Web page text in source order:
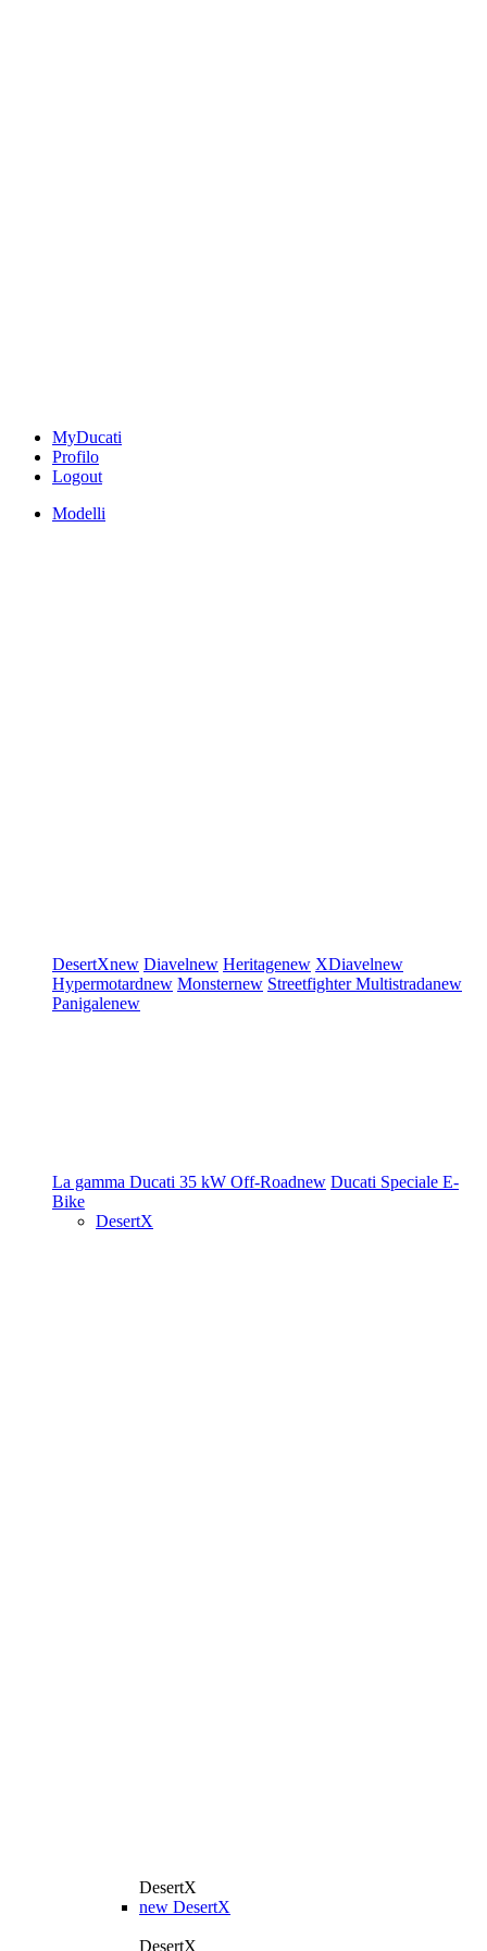
MyDucati
Profilo
Logout
Modelli
DesertXnew Diavelnew Heritagenew XDiavelnew
Hypermotardnew Monsternew StreetfighterMultistradanew
Panigalenew
La gamma Ducati 35 kW Off-Roadnew Ducati Speciale E-
Bike
DesertX
DesertX
new DesertX
DesertX